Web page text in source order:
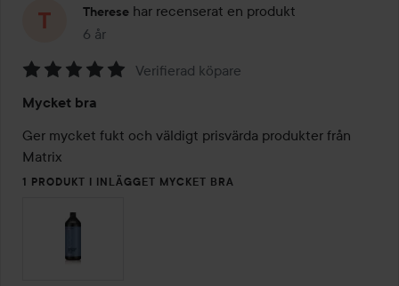
Therese har recenserat en produkt
6 år
Inlägget skapades 6 år
5
av
5
Verifierad köpare
Mycket bra
Ger mycket fukt och väldigt prisvärda produkter från
Matrix
1 PRODUKT I INLÄGGET MYCKET BRA